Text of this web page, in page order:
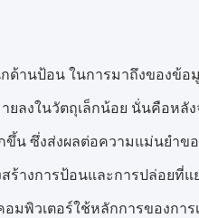
านป้อน ในการมาถึงของข้อ
ยลงในวัตถุเล็กน้อย นั่นคือหลั
ซึ่งส่งผลต่อความแม่นยำขอ
างการป้อนและการปล่อยที่แ
มพิวเตอร์ใช้หลักการของกา